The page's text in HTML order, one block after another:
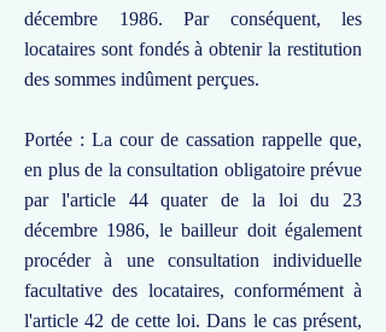
décembre 1986. Par conséquent, les
locataires sont fondés à obtenir la restitution
des sommes indûment perçues.
Portée : La cour de cassation rappelle que,
en plus de la consultation obligatoire prévue
par l'article 44 quater de la loi du 23
décembre 1986, le bailleur doit également
procéder à une consultation individuelle
facultative des locataires, conformément à
l'article 42 de cette loi. Dans le cas présent,